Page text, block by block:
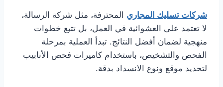
شركات تسليك المجاري المحترفة، مثل شركة الرسالة،
لا تعتمد على العشوائية في العمل، بل تتبع خطوات
منهجية لضمان أفضل النتائج. تبدأ العملية بمرحلة
الفحص والتشخيص، باستخدام كاميرات فحص الأنابيب
لتحديد موقع ونوع الانسداد بدقة.